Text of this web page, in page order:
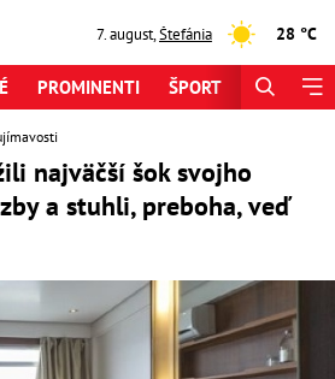
7. august,Štefánia 28 °C
PROMINENTI ŠPORT
najväčší šok svojho
a stuhli, preboha, veď